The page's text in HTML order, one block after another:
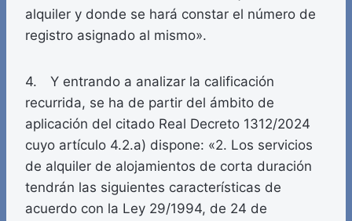
alquiler y donde se hará constar el número de
registro asignado al mismo».
4. Y entrando a analizar la calificación
recurrida, se ha de partir del ámbito de
aplicación del citado Real Decreto 1312/2024
cuyo artículo 4.2.a) dispone: «2. Los servicios
de alquiler de alojamientos de corta duración
tendrán las siguientes características de
acuerdo con la Ley 29/1994, de 24 de